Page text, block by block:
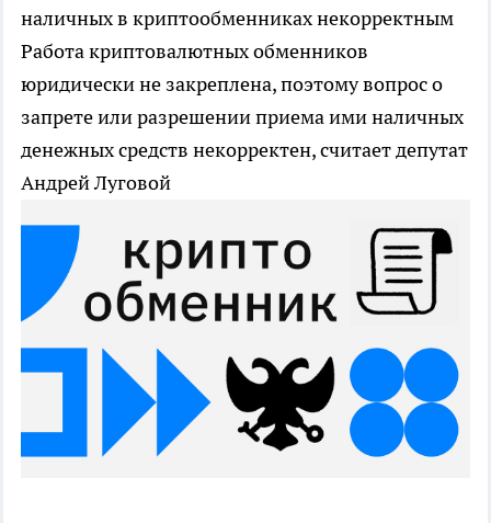
наличных в криптообменниках некорректным
Работа криптовалютных обменников
юридически не закреплена, поэтому вопрос о
запрете или разрешении приема ими наличных
денежных средств некорректен, считает депутат
Андрей Луговой